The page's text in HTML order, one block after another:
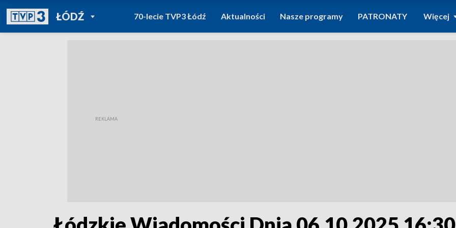
ŁÓDŹPOWRÓT DO
TVP REGIONY
70-lecie TVP3 Łódź Aktualności Nasze programy PATRONATY Więcej